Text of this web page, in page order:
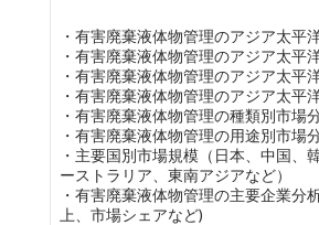
・有害廃棄液体物管理のアジア太平
・有害廃棄液体物管理のアジア太平
・有害廃棄液体物管理のアジア太平
・有害廃棄液体物管理のアジア太平
・有害廃棄液体物管理の種類別市場
・有害廃棄液体物管理の用途別市場
・主要国別市場規模（日本、中国、
ーストラリア、東南アジアなど）
・有害廃棄液体物管理の主要企業分
上、市場シェアなど)